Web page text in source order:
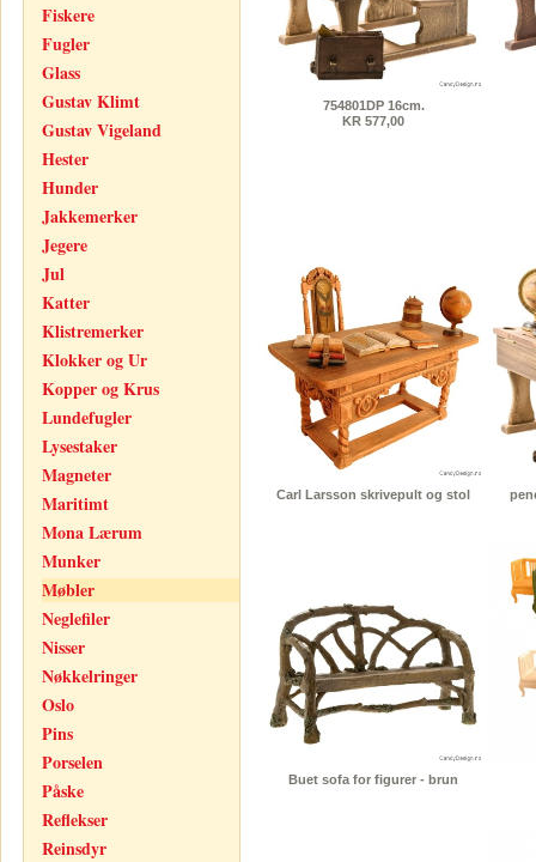
Fiskere
Fugler
Glass
Gustav Klimt
Gustav Vigeland
Hester
Hunder
Jakkemerker
Jegere
Jul
Katter
Klistremerker
Klokker og Ur
Kopper og Krus
Lundefugler
Lysestaker
Magneter
Maritimt
Mona Lærum
Munker
Møbler
Neglefiler
Nisser
Nøkkelringer
Oslo
Pins
Porselen
Påske
Reflekser
Reinsdyr
754801DP 16cm.
KR 577,00
Carl Larsson skrivepult og stol
Buet sofa for figurer - brun